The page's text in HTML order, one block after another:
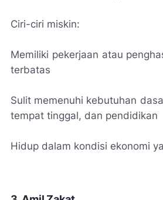
Ciri-ciri miskin:
Memiliki pekerjaan atau
terbatas
Sulit memenuhi kebutuhan
tempat tinggal, dan pendidikan
Hidup dalam kondisi ekonomi